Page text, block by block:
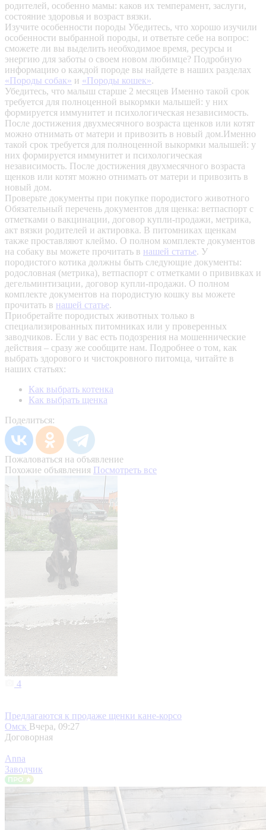
родителей, особенно мамы: каков их темперамент, заслуги,
состояние здоровья и возраст вязки.
Изучите особенности породы Убедитесь, что хорошо изучили
особенности выбранной породы, и ответьте себе на вопрос:
сможете ли вы выделить необходимое время, ресурсы и
энергию для заботы о своем новом любимце? Подробную
информацию о каждой породе вы найдете в наших разделах
«Породы собак» и «Породы кошек».
Убедитесь, что малыш старше 2 месяцев Именно такой срок
требуется для полноценной выкормки малышей: у них
формируется иммунитет и психологическая независимость.
После достижения двухмесячного возраста щенков или котят
можно отнимать от матери и привозить в новый дом.Именно
такой срок требуется для полноценной выкормки малышей: у
них формируется иммунитет и психологическая
независимость. После достижения двухмесячного возраста
щенков или котят можно отнимать от матери и привозить в
новый дом.
Проверьте документы при покупке породистого животного
Обязательный перечень документов для щенка: ветпаспорт с
отметками о вакцинации, договор купли-продажи, метрика,
акт вязки родителей и актировка. В питомниках щенкам
также проставляют клеймо. О полном комплекте документов
на собаку вы можете прочитать в нашей статье. У
породистого котика должны быть следующие документы:
родословная (метрика), ветпаспорт с отметками о прививках и
дегельминтизации, договор купли-продажи. О полном
комплекте документов на породистую кошку вы можете
прочитать в нашей статье.
Приобретайте породистых животных только в
специализированных питомниках или у проверенных
заводчиков. Если у вас есть подозрения на мошеннические
действия – сразу же сообщите нам. Подробнее о том, как
выбрать здорового и чистокровного питомца, читайте в
наших статьях:
Как выбрать котенка
Как выбрать щенка
Поделиться:
Пожаловаться на объявление
Похожие объявления Посмотреть все
4
Предлагаются к продаже щенки кане-корсо
Омск Вчера, 09:27
Договорная
Anna
Заводчик